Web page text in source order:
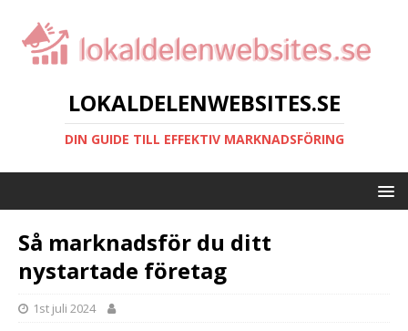
LOKALDELENWEBSITES.SE
DIN GUIDE TILL EFFEKTIV MARKNADSFÖRING
Så marknadsför du ditt
nystartade företag
1st juli 2024